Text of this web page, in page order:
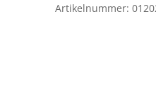
Artikelnummer: